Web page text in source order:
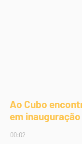
Ao Cubo
em inauguração
00:02